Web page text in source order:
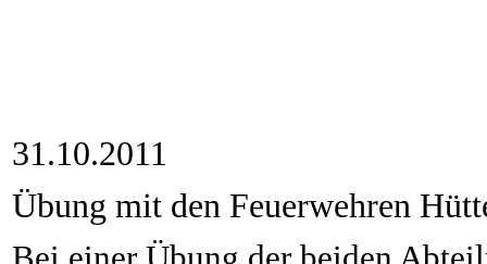
31.10.2011
Übung mit den Feuerwehren